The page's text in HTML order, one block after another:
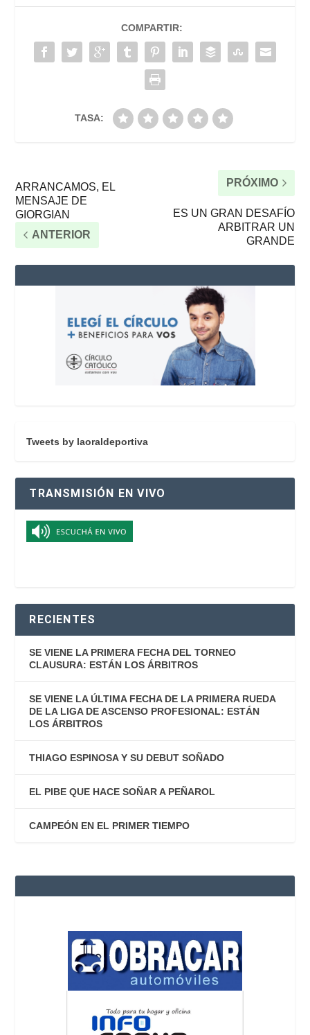
COMPARTIR:
TASA:
ARRANCAMOS, EL
MENSAJE DE
GIORGIAN
ANTERIOR
PRÓXIMO
ES UN GRAN DESAFÍO
ARBITRAR UN
GRANDE
Tweets by laoraldeportiva
TRANSMISIÓN EN VIVO
RECIENTES
SE VIENE LA PRIMERA FECHA DEL TORNEO
CLAUSURA: ESTÁN LOS ÁRBITROS
SE VIENE LA ÚLTIMA FECHA DE LA PRIMERA RUEDA
DE LA LIGA DE ASCENSO PROFESIONAL: ESTÁN
LOS ÁRBITROS
THIAGO ESPINOSA Y SU DEBUT SOÑADO
EL PIBE QUE HACE SOÑAR A PEÑAROL
CAMPEÓN EN EL PRIMER TIEMPO